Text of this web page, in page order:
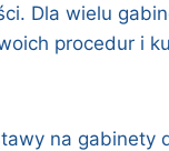
Dla wielu
procedur i
na gabinety